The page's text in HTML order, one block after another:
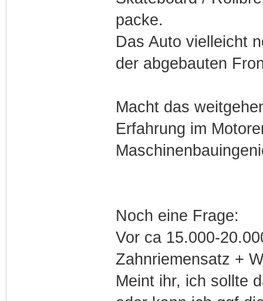
packe.
Das Auto vielleicht
der abgebauten
Macht das
Erfahrung im
Noch eine Frage:
Vor ca 15.000-
Zahnriemensatz +
Meint ihr, ich sollte